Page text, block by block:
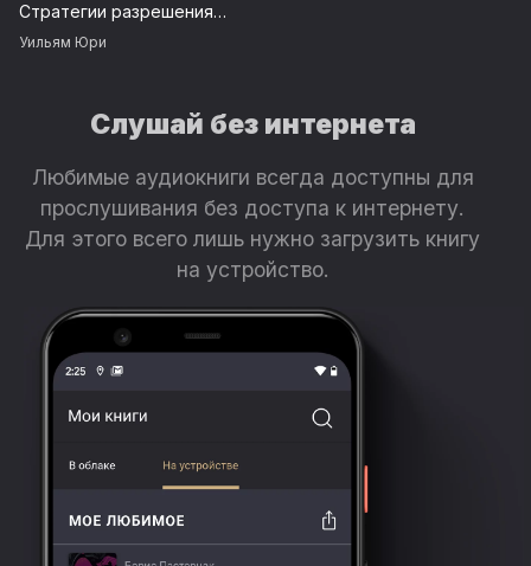
Стратегии разрешения
сложных конфликтов
Уильям Юри
Слушай без интернета
Любимые аудиокниги всегда доступны для
прослушивания без доступа к интернету.
Для этого всего лишь нужно загрузить книгу
на устройство.